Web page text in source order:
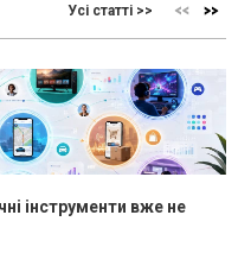
Усі статті >>
інструменти вже не